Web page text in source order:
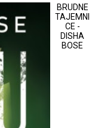
BRUDNE
TAJEMNI
CE -
DISHA
BOSE